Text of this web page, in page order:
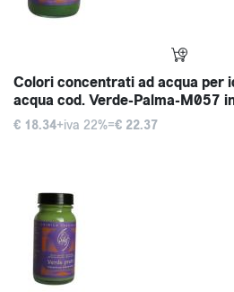
Colori concentrati ad acqua per
acqua cod. Verde-Palma-M057
€ 18.34+iva 22%=€ 22.37